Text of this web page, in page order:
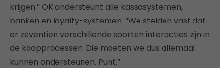
krijgen.” OK ondersteunt alle kassasystemen,
banken en loyalty-systemen. “We stelden vast dat
er zeventien verschillende soorten interacties zijn in
de koopprocessen. Die moeten we dus allemaal
kunnen ondersteunen. Punt.”